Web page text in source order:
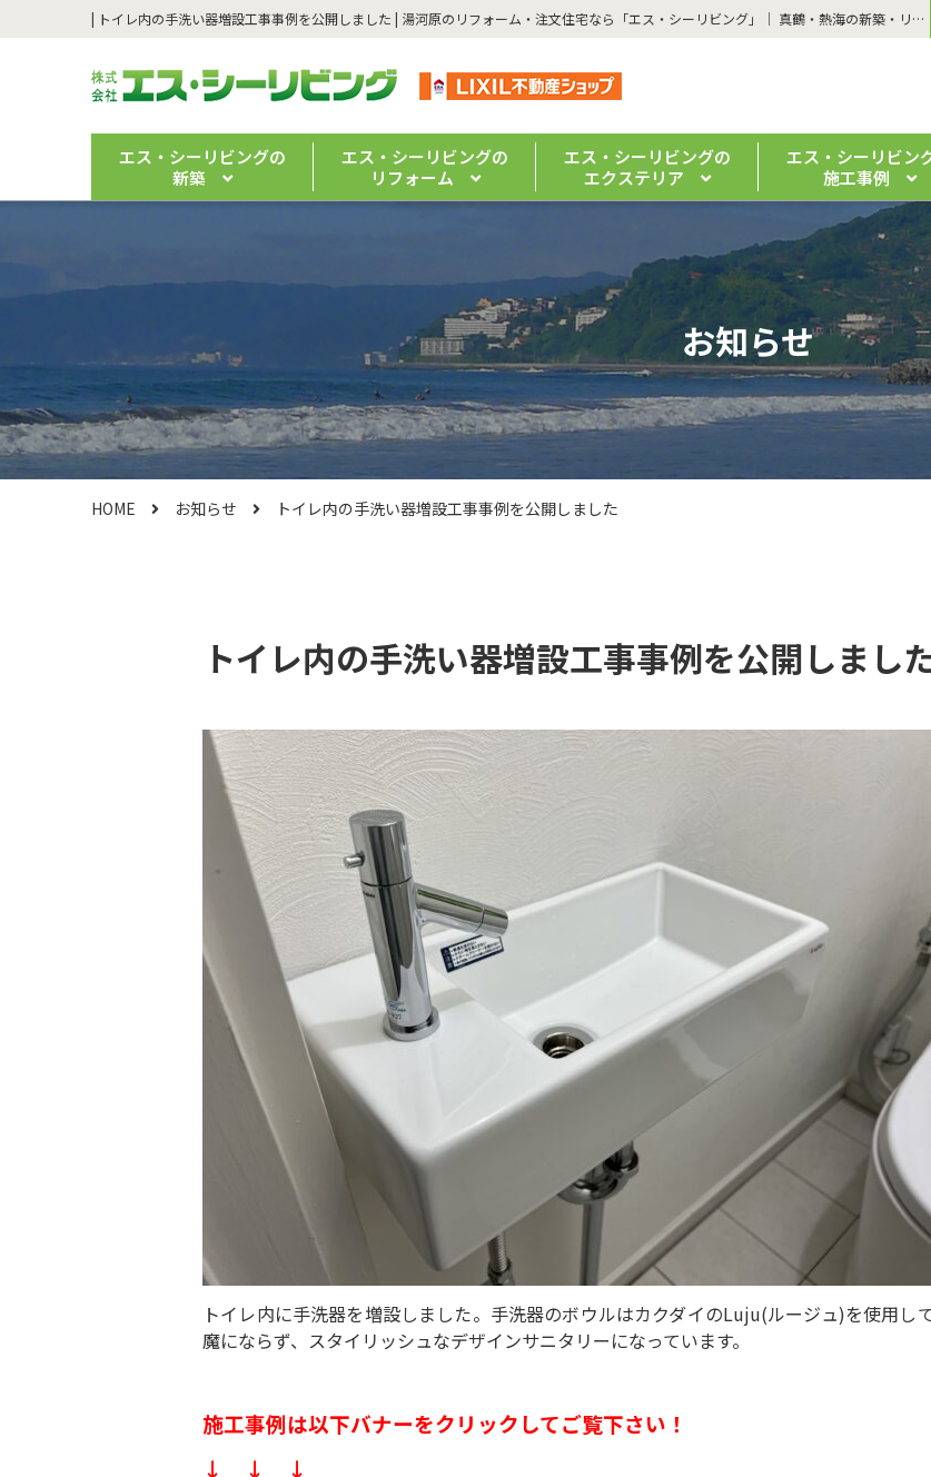
| トイレ内の手洗い器増設工事事例を公開しました | 湯河原のリフォーム・注文住宅なら「エス・シーリビング」｜ 真鶴・熱海の新築・リノベーションもお任せください
エス・シーリビングの
新築
エス・シーリビングの
リフォーム
エス・シーリビングの
エクステリア
エス・シーリビン
施工事例
お知らせ
HOME お知らせ トイレ内の手洗い器増設工事事例を公開しました
トイレ内の手洗い器増設工事事例を公開しまし
トイレ内に手洗器を増設しました。手洗器のボウルはカクダイのLuju(ルージュ)を使用し
魔にならず、スタイリッシュなデザインサニタリーになっています。
施工事例は以下バナーをクリックしてご覧下さい！
↓ ↓ ↓